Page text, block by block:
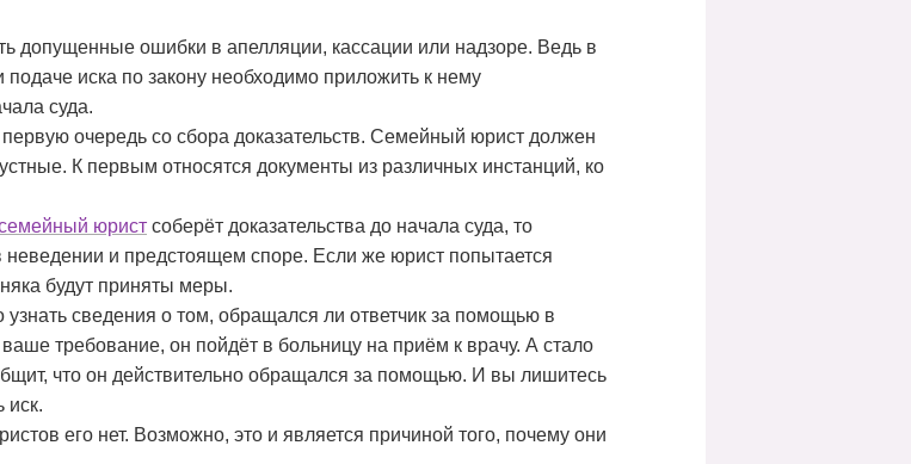
допущенные ошибки в апелляции, кассации или надзоре. Ведь в
иска по закону необходимо приложить к нему
суда.
очередь со сбора доказательств. Семейный юрист должен
К первым относятся документы из различных инстанций, ко
юрист соберёт доказательства до начала суда, то
неведении и предстоящем споре. Если же юрист попытается
будут приняты меры.
сведения о том, обращался ли ответчик за помощью в
требование, он пойдёт в больницу на приём к врачу. А стало
что он действительно обращался за помощью. И вы лишитесь
иск.
его нет. Возможно, это и является причиной того, почему они